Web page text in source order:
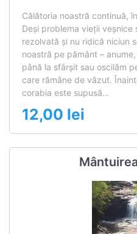
Călătoria noastră continuă,
Deşi problema vieţii veşnice
rezolvată şi nu ridică niciun
noastră pe pământ –
până la sfârşit sau oscilăm
care rămâne de văzut.
corabia este supusă…
12,00 lei